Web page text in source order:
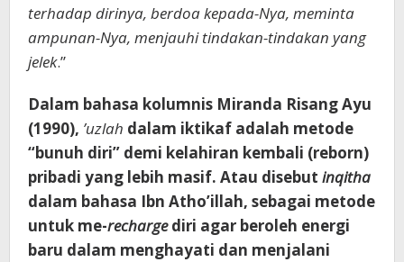
terhadap dirinya, berdoa kepada-Nya, meminta
ampunan-Nya, menjauhi tindakan-tindakan yang
jelek.’’
Dalam bahasa kolumnis Miranda Risang Ayu
(1990), ’uzlah dalam iktikaf adalah metode
“bunuh diri” demi kelahiran kembali (reborn)
pribadi yang lebih masif. Atau disebut inqitha
dalam bahasa Ibn Atho’illah, sebagai metode
untuk me-rechargediri agar beroleh energi
baru dalam menghayati dan menjalani